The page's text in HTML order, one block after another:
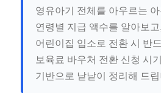
영유아기 전체를 아우르는
연령별 지급 액수를 알아보
어린이집 입소로 전환 시 반
보육료 바우처 전환 신청 시
기반으로 낱낱이 정리해 드